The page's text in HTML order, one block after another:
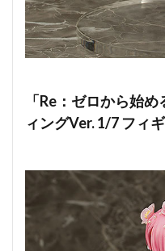
「Re：ゼロから始
ィングVer. 1/7 フィ